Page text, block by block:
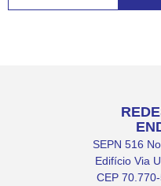
SEPN 516
Edifício Via
CEP